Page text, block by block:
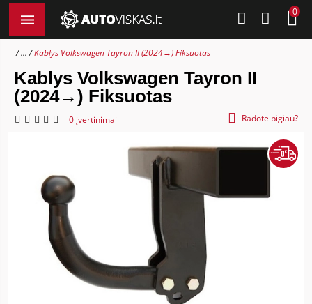
0
... Kablys Volkswagen Tayron II (2024→) Fiksuotas
Kablys Volkswagen Tayron II
(2024→) Fiksuotas
0 įvertinimai Radote pigiau?